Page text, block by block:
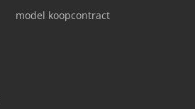
model koopcontract